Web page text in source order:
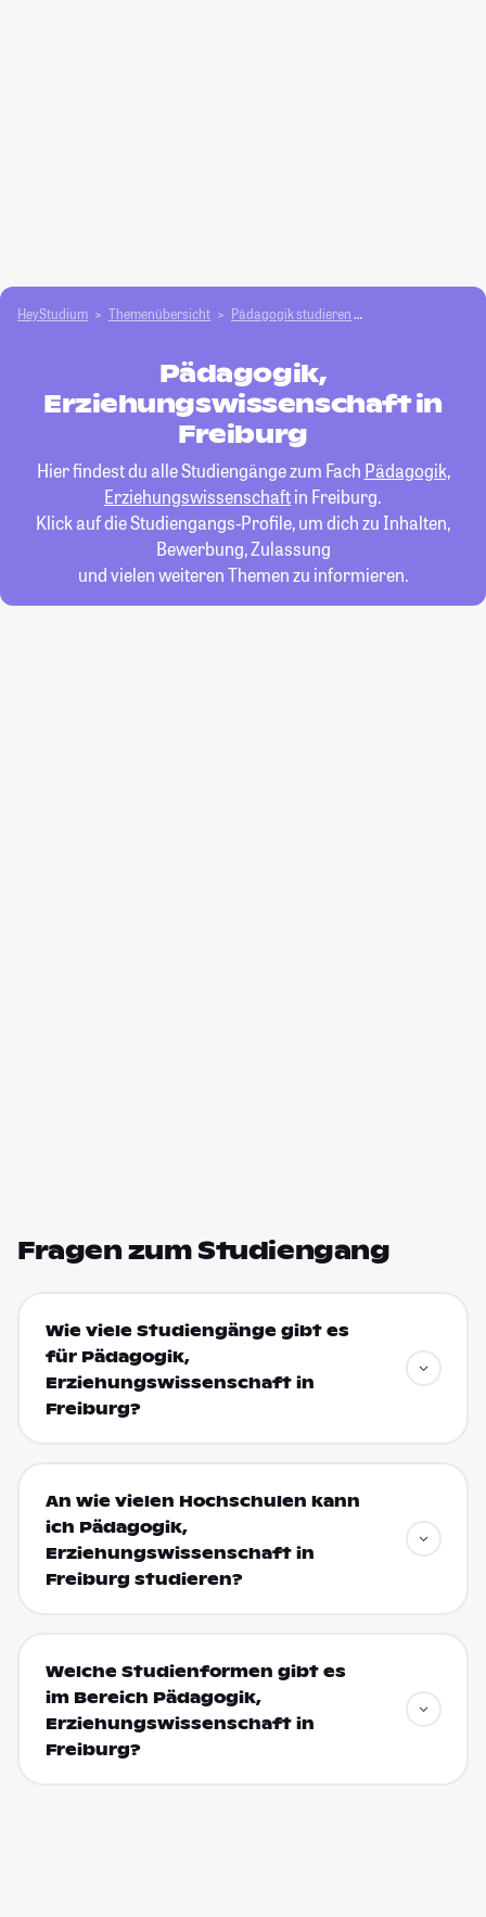
HeyStudium Themenübersicht Pädagogik studieren
Pädagogik,
Erziehungswissenschaft in
Freiburg
Hier findest du alle Studiengänge zum Fach Pädagogik,
Erziehungswissenschaftin Freiburg.
Klick auf die Studiengangs-Profile, um dich zu Inhalten,
Bewerbung, Zulassung
und vielen weiteren Themen zu informieren.
Fragen zum Studiengang
Wie viele Studiengänge gibt es
für Pädagogik,
Erziehungswissenschaft in
Freiburg?
An wie vielen Hochschulen kann
ich Pädagogik,
Erziehungswissenschaft in
Freiburg studieren?
Welche Studienformen gibt es
im Bereich Pädagogik,
Erziehungswissenschaft in
Freiburg?